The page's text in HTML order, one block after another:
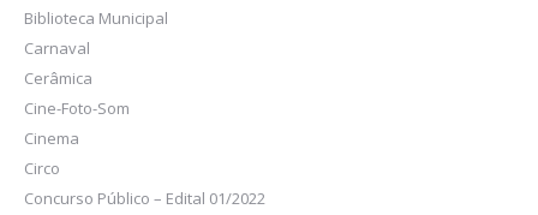
Biblioteca Municipal
Carnaval
Cerâmica
Cine-Foto-Som
Cinema
Circo
Concurso Público – Edital 01/2022